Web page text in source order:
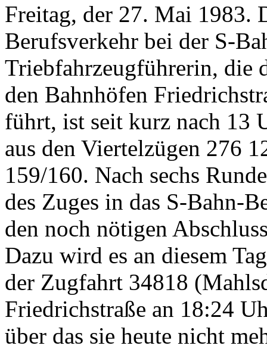
Freitag, der 27. Mai 1983.
Berufsverkehr bei der S-
Triebfahrzeugführerin, die
den Bahnhöfen
führt, ist seit kurz nach 13
aus den Viertelzügen 276
159/160. Nach sechs
des Zuges in das S-Bahn-
den noch nötigen
Dazu wird es an diesem
der Zugfahrt 34818
Friedrichstraße an 18:24
über das sie heute nicht